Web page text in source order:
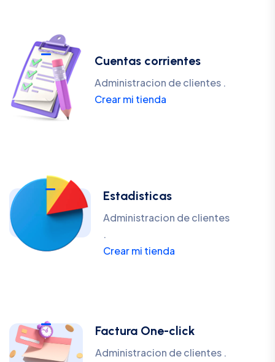
Cuentas corrientes
Administracion de clientes .
Crear mi tienda
Estadisticas
Administracion de clientes
.
Crear mi tienda
Factura One-click
Administracion de clientes .